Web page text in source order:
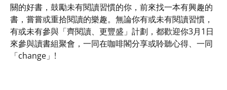
關的好書，鼓勵未有閱讀習慣的你，前來找一本有興趣的
書，嘗嘗或重拾閱讀的樂趣。無論你有或未有閱讀習慣，
有或未有參與「齊閱讀、更豐盛」計劃，都歡迎你3月1日
來參與讀書組聚會，一同在咖啡閣分享或聆聽心得、一同
「change」!